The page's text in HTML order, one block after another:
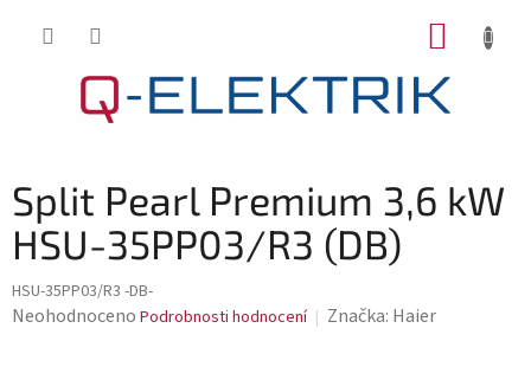
Split Pearl Premium 3,6 kW
HSU-35PP03/R3 (DB)
HSU-35PP03/R3 -DB-
Průměrné
Neohodnoceno Podrobnosti hodnocení Značka: Haier